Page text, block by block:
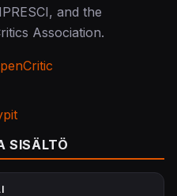
and the
Association.
SISÄLTÖ